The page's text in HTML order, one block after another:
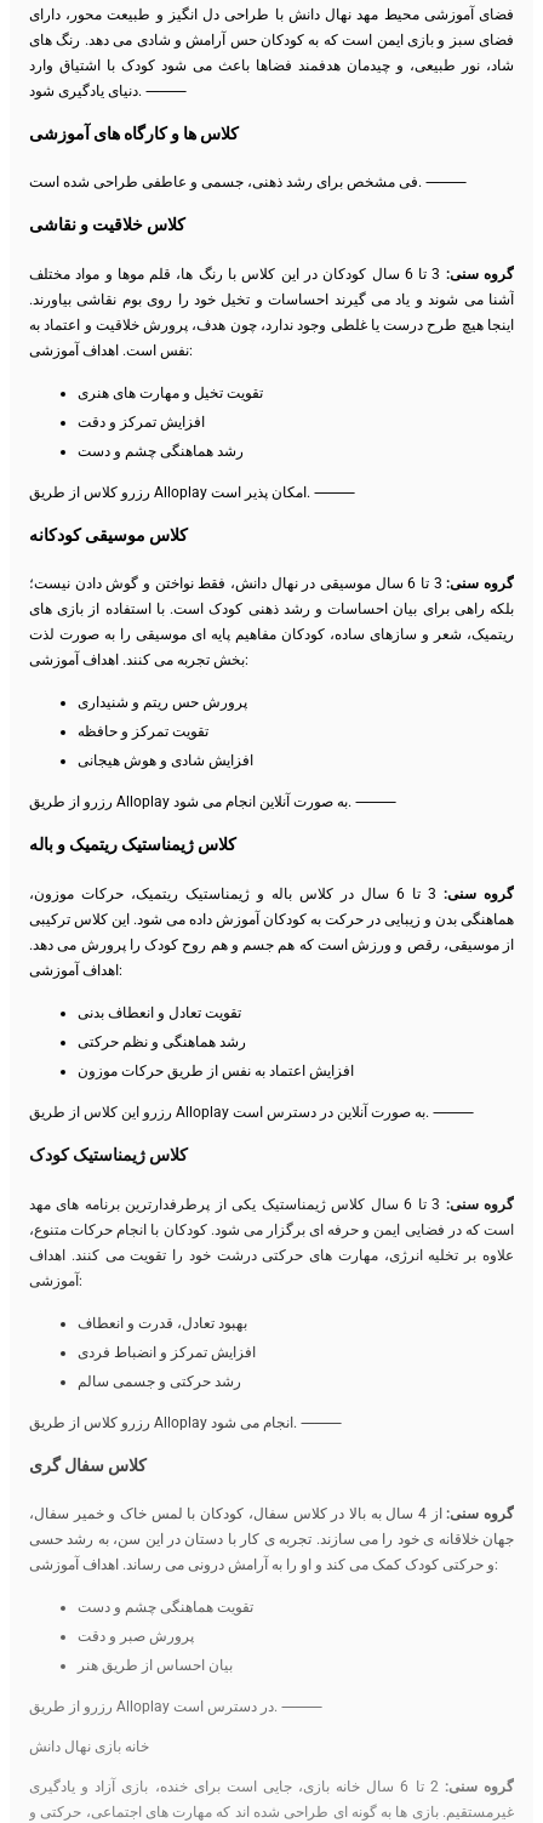
فضای آموزشی محیط مهد نهال دانش با طراحی دل انگیز و طبیعت محور، دارای
فضای سبز و بازی ایمن است که به کودکان حس آرامش و شادی می دهد. رنگ های
شاد، نور طبیعی، و چیدمان هدفمند فضاها باعث می شود کودک با اشتیاق وارد
دنیای یادگیری شود. ⸻
کلاس ها و کارگاه های آموزشی
فی مشخص برای رشد ذهنی، جسمی و عاطفی طراحی شده است. ⸻
کلاس خلاقیت و نقاشی
گروه سنی:
3 تا 6 سال کودکان در این کلاس با رنگ ها، قلم موها و مواد مختلف
آشنا می شوند و یاد می گیرند احساسات و تخیل خود را روی بوم نقاشی بیاورند.
اینجا هیچ طرح درست یا غلطی وجود ندارد، چون هدف، پرورش خلاقیت و اعتماد به
نفس است. اهداف آموزشی:
تقویت تخیل و مهارت های هنری
افزایش تمرکز و دقت
رشد هماهنگی چشم و دست
رزرو کلاس از طریق Alloplay امکان پذیر است. ⸻
کلاس موسیقی کودکانه
گروه سنی:
3 تا 6 سال موسیقی در نهال دانش، فقط نواختن و گوش دادن نیست؛
بلکه راهی برای بیان احساسات و رشد ذهنی کودک است. با استفاده از بازی های
ریتمیک، شعر و سازهای ساده، کودکان مفاهیم پایه ای موسیقی را به صورت لذت
بخش تجربه می کنند. اهداف آموزشی:
پرورش حس ریتم و شنیداری
تقویت تمرکز و حافظه
افزایش شادی و هوش هیجانی
رزرو از طریق Alloplay به صورت آنلاین انجام می شود. ⸻
کلاس ژیمناستیک ریتمیک و باله
گروه سنی:
3 تا 6 سال در کلاس باله و ژیمناستیک ریتمیک، حرکات موزون،
هماهنگی بدن و زیبایی در حرکت به کودکان آموزش داده می شود. این کلاس ترکیبی
از موسیقی، رقص و ورزش است که هم جسم و هم روح کودک را پرورش می دهد.
اهداف آموزشی:
تقویت تعادل و انعطاف بدنی
رشد هماهنگی و نظم حرکتی
افزایش اعتماد به نفس از طریق حرکات موزون
رزرو این کلاس از طریق Alloplay به صورت آنلاین در دسترس است. ⸻
کلاس ژیمناستیک کودک
گروه سنی:
3 تا 6 سال کلاس ژیمناستیک یکی از پرطرفدارترین برنامه های مهد
است که در فضایی ایمن و حرفه ای برگزار می شود. کودکان با انجام حرکات متنوع،
علاوه بر تخلیه انرژی، مهارت های حرکتی درشت خود را تقویت می کنند. اهداف
آموزشی:
بهبود تعادل، قدرت و انعطاف
افزایش تمرکز و انضباط فردی
رشد حرکتی و جسمی سالم
رزرو کلاس از طریق Alloplay انجام می شود. ⸻
کلاس سفال گری
گروه سنی:
از 4 سال به بالا در کلاس سفال، کودکان با لمس خاک و خمیر سفال،
جهان خلاقانه ی خود را می سازند. تجربه ی کار با دستان در این سن، به رشد حسی
و حرکتی کودک کمک می کند و او را به آرامش درونی می رساند. اهداف آموزشی:
تقویت هماهنگی چشم و دست
پرورش صبر و دقت
بیان احساس از طریق هنر
رزرو از طریق Alloplay در دسترس است. ⸻
خانه بازی نهال دانش
گروه سنی:
2 تا 6 سال خانه بازی، جایی است برای خنده، بازی آزاد و یادگیری
غیرمستقیم. بازی ها به گونه ای طراحی شده اند که مهارت های اجتماعی، حرکتی و